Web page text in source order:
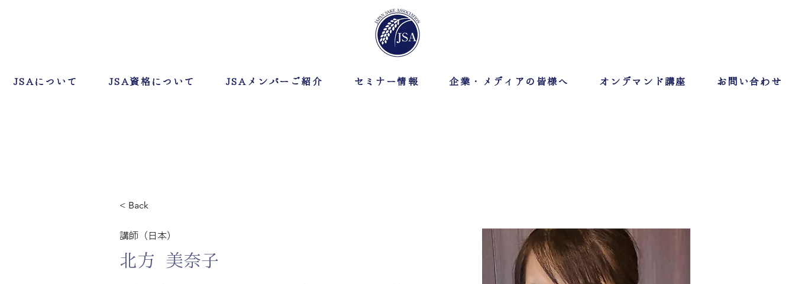
JSAについて JSA資格について JSAメンバーご紹介 セミナー情報 企業・メディアの皆様へ オンデマンド講座 お問い合わせ
< Back
講師（日本）
北方 美奈子